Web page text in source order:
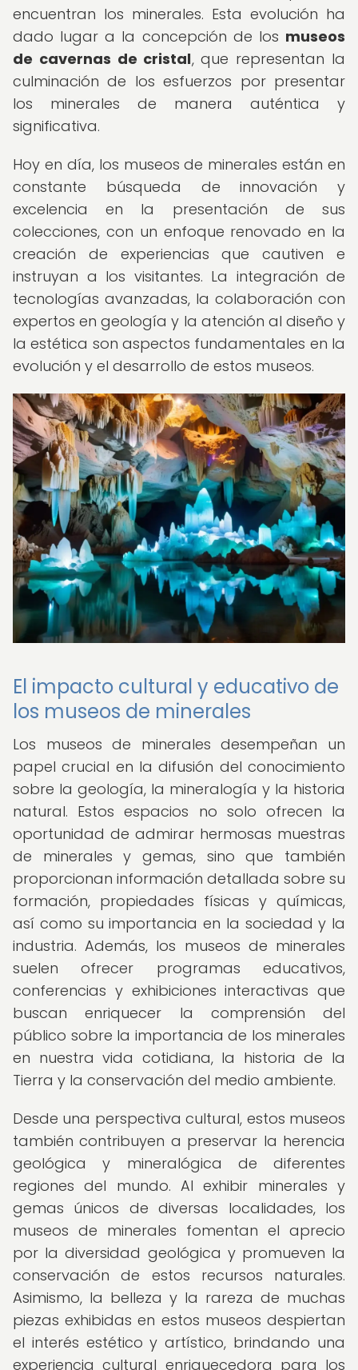
encuentran los minerales. Esta evolución ha
dado lugar a la concepción de los museos
de cavernas de cristal, que representan la
culminación de los esfuerzos por presentar
los minerales de manera auténtica y
significativa.
Hoy en día, los museos de minerales están en
constante búsqueda de innovación y
excelencia en la presentación de sus
colecciones, con un enfoque renovado en la
creación de experiencias que cautiven e
instruyan a los visitantes. La integración de
tecnologías avanzadas, la colaboración con
expertos en geología y la atención al diseño y
la estética son aspectos fundamentales en la
evolución y el desarrollo de estos museos.
El impacto cultural y educativo de
los museos de minerales
Los museos de minerales desempeñan un
papel crucial en la difusión del conocimiento
sobre la geología, la mineralogía y la historia
natural. Estos espacios no solo ofrecen la
oportunidad de admirar hermosas muestras
de minerales y gemas, sino que también
proporcionan información detallada sobre su
formación, propiedades físicas y químicas,
así como su importancia en la sociedad y la
industria. Además, los museos de minerales
suelen ofrecer programas educativos,
conferencias y exhibiciones interactivas que
buscan enriquecer la comprensión del
público sobre la importancia de los minerales
en nuestra vida cotidiana, la historia de la
Tierra y la conservación del medio ambiente.
Desde una perspectiva cultural, estos museos
también contribuyen a preservar la herencia
geológica y mineralógica de diferentes
regiones del mundo. Al exhibir minerales y
gemas únicos de diversas localidades, los
museos de minerales fomentan el aprecio
por la diversidad geológica y promueven la
conservación de estos recursos naturales.
Asimismo, la belleza y la rareza de muchas
piezas exhibidas en estos museos despiertan
el interés estético y artístico, brindando una
experiencia cultural enriquecedora para los